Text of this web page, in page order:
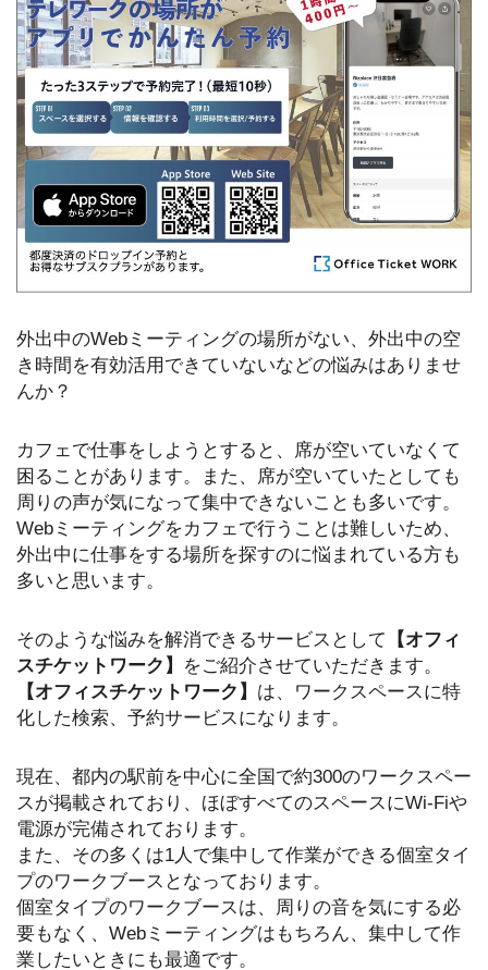
外出中のWebミーティングの場所がない、外出中の空
き時間を有効活用できていないなどの悩みはありませ
んか？
カフェで仕事をしようとすると、席が空いていなくて
困ることがあります。また、席が空いていたとしても
周りの声が気になって集中できないことも多いです。
Webミーティングをカフェで行うことは難しいため、
外出中に仕事をする場所を探すのに悩まれている方も
多いと思います。
そのような悩みを解消できるサービスとして
【オフィ
スチケットワーク】
をご紹介させていただきます。
【オフィスチケットワーク】 は、ワークスペースに特
化した検索、予約サービスになります。
現在、都内の駅前を中心に全国で約300のワークスペー
スが掲載されており、ほぼすべてのスペースにWi-Fiや
電源が完備されております。
また、その多くは1人で集中して作業ができる個室タイ
プのワークブースとなっております。
個室タイプのワークブースは、周りの音を気にする必
要もなく、Webミーティングはもちろん、集中して作
業したいときにも最適です。